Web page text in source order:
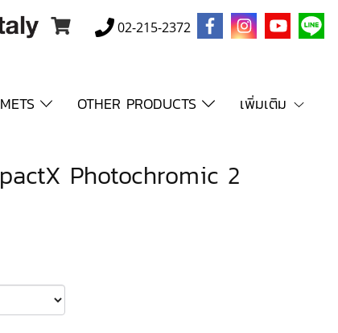
02-215-2372
OTHER PRODUCTS เพิ่มเติม
Photochromic 2